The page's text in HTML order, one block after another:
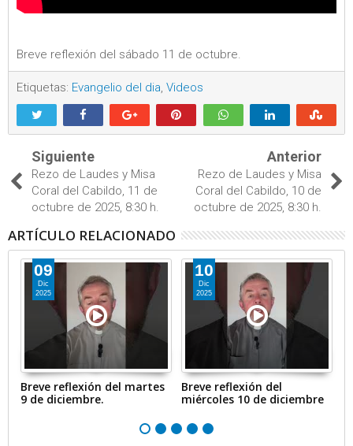
Breve reflexión del sábado 11 de octubre.
Etiquetas: Evangelio del dia, Videos
Siguiente
Rezo de Laudes y Misa
Coral del Cabildo, 11 de
octubre de 2025, 8:30 h.
Anterior
Rezo de Laudes y Misa
Coral del Cabildo, 10 de
octubre de 2025, 8:30 h.
ARTÍCULO RELACIONADO
09
Dic
2025
Breve reflexión del martes
9 de diciembre.
10
Dic
2025
Breve reflexión del
miércoles 10 de diciembre